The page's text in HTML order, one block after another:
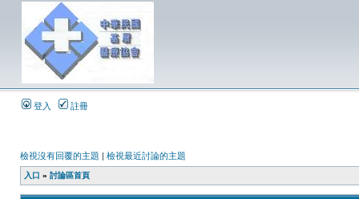
登入 註冊
檢視沒有回覆的主題 | 檢視最近討論的主題
入口 » 討論區首頁